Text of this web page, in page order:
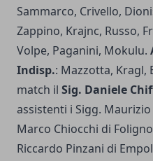
Sammarco, Crivello,
Zappino, Krajnc, Russo,
Volpe, Paganini, Mokulu.
Indisp.: Mazzotta, Kragl,
match il Sig. Daniele
assistenti i Sigg.
Marco Chiocchi di
Riccardo Pinzani di